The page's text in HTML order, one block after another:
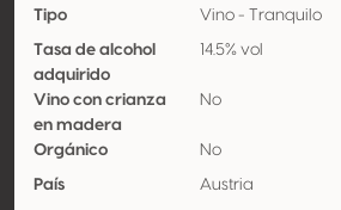
Tipo Vino - Tranquilo
Tasa de alcohol
adquirido
14.5% vol
Vino con crianza
en madera
No
Orgánico No
País Austria